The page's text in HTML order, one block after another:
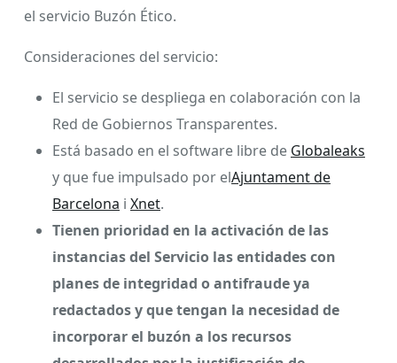
el servicio Buzón Ético.
Consideraciones del servicio:
El servicio se despliega en colaboración con la
Red de Gobiernos Transparentes.
Está basado en el software libre de Globaleaks
y que fue impulsado por elAjuntament de
Barcelona i Xnet.
Tienen prioridad en la activación de las
instancias del Servicio las entidades con
planes de integridad o antifraude ya
redactados y que tengan la necesidad de
incorporar el buzón a los recursos